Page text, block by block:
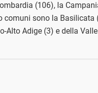
(106), la
comuni sono la Basilicata
Alto Adige (3) e della Valle